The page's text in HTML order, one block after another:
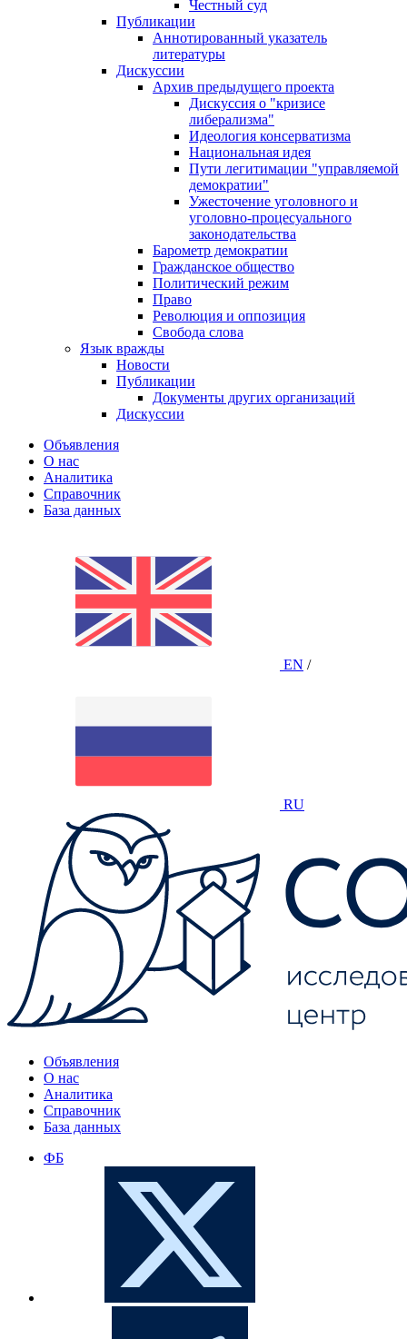
Честный суд
Публикации
Аннотированный указатель
литературы
Дискуссии
Архив предыдущего проекта
Дискуссия о "кризисе
либерализма"
Идеология консерватизма
Национальная идея
Пути легитимации "управляемой
демократии"
Ужесточение уголовного и
уголовно-процесуального
законодательства
Барометр демократии
Гражданское общество
Политический режим
Право
Революция и оппозиция
Свобода слова
Язык вражды
Новости
Публикации
Документы других организаций
Дискуссии
Объявления
О нас
Аналитика
Справочник
База данных
EN /
RU
Объявления
О нас
Аналитика
Справочник
База данных
ФБ